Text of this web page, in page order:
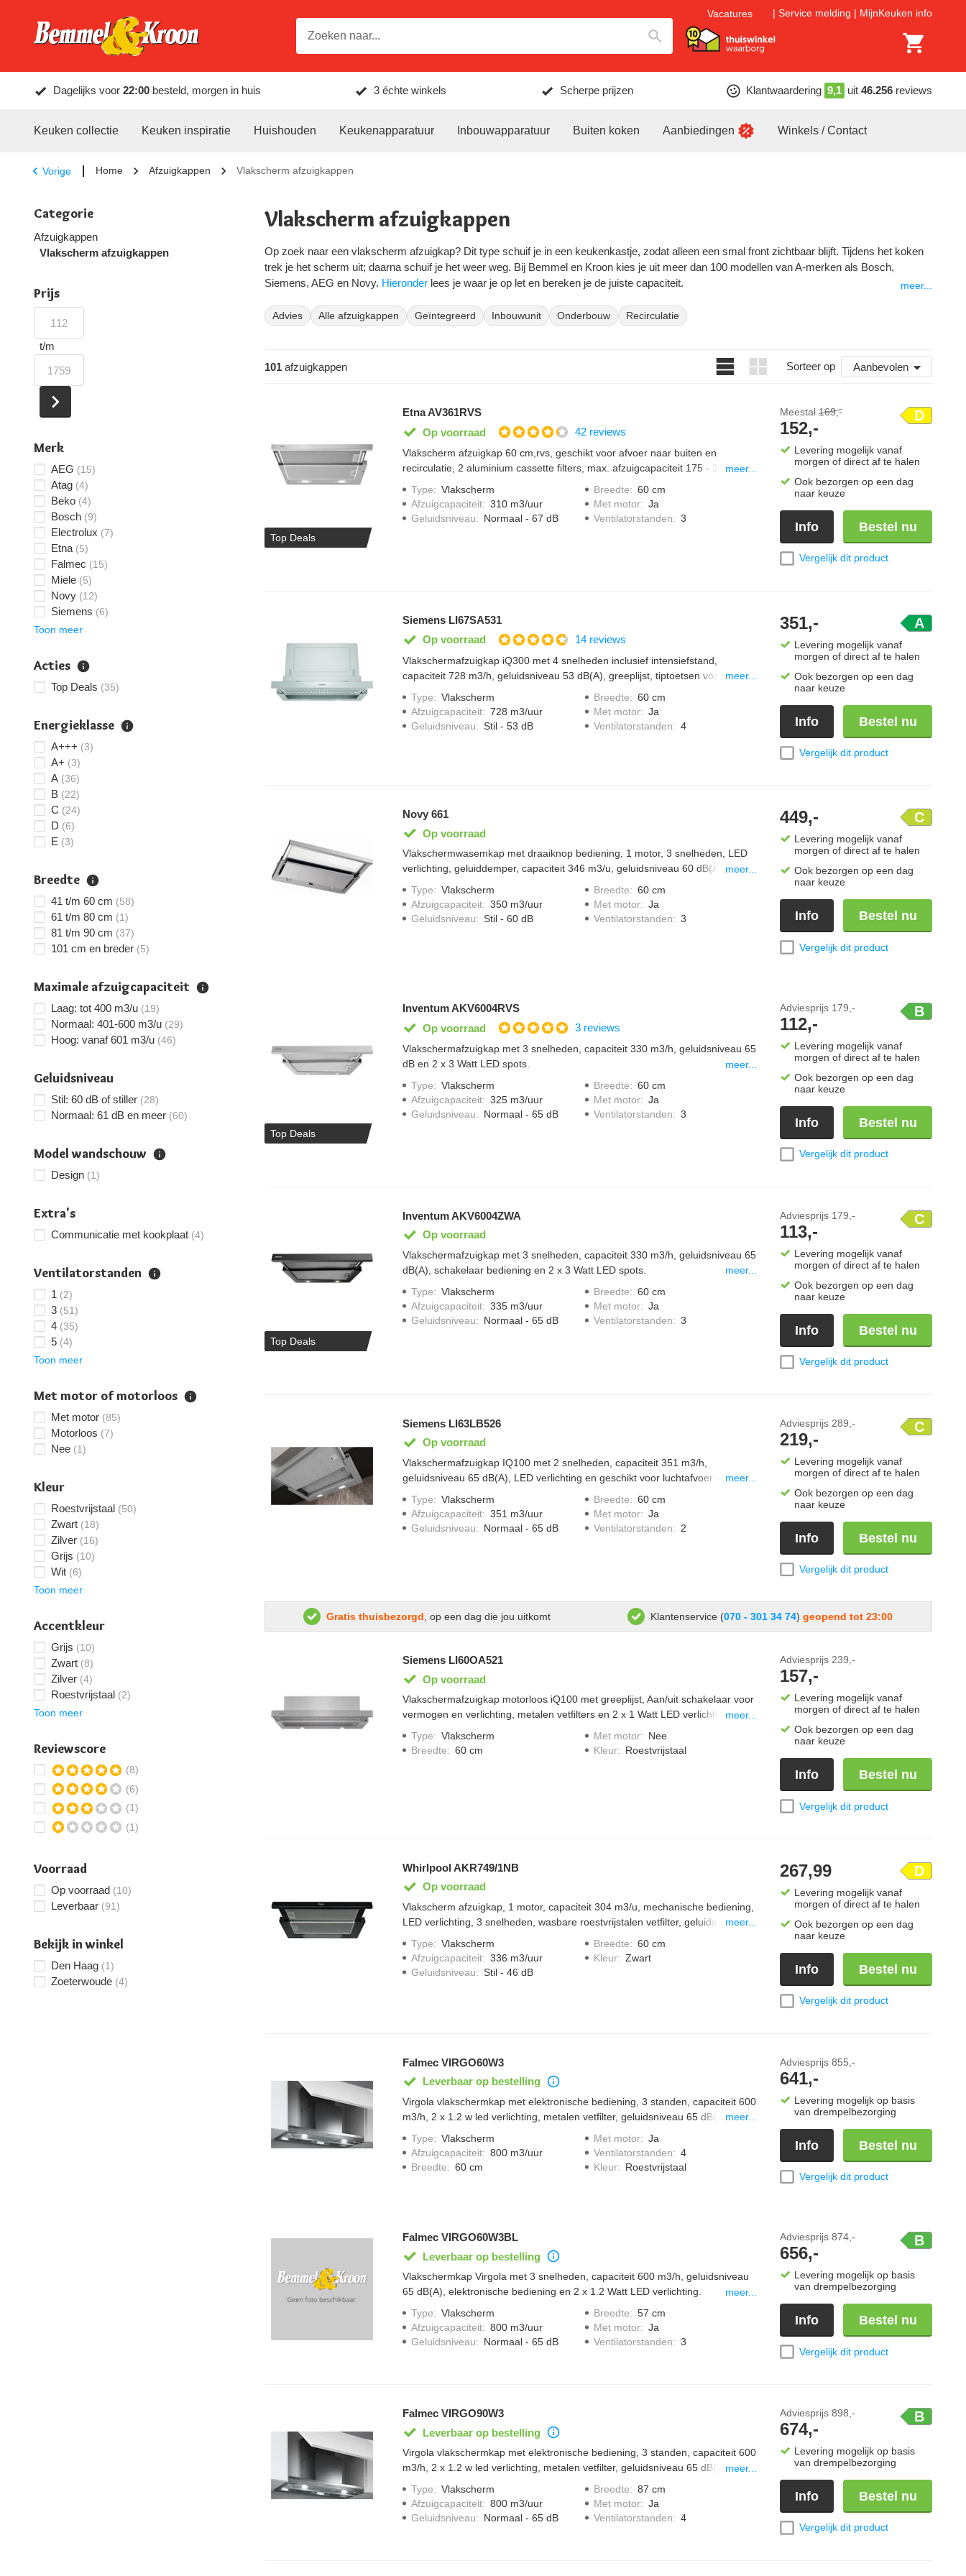
Vacatures Service melding MijnKeuken info
Dagelijks voor 22:00 besteld, morgen in huis 3 échte winkels Scherpe prijzen Klantwaardering 9,1 uit 46.256 reviews
Keuken collectie Keuken inspiratie Huishouden Keukenapparatuur Inbouwapparatuur Buiten koken Aanbiedingen Winkels / Contact
Vorige Home Afzuigkappen Vlakscherm afzuigkappen
Vlakscherm afzuigkappen
Op zoek naar een vlakscherm afzuigkap? Dit type schuif je in een keukenkastje, zodat alleen een smal front zichtbaar blijft. Tijdens het koken
trek je het scherm uit; daarna schuif je het weer weg. Bij Bemmel en Kroon kies je uit meer dan 100 modellen van A-merken als Bosch,
Siemens, AEG en Novy. Hieronderlees je waar je op let en bereken je de juiste capaciteit.
Wat is een vlakscherm afzuigkap?
trek je het scherm naar voren en start de afzuiging. Daarna schuif je het scherm weer terug en is de kap vrijwel onzichtbaar. Dit type
combineert een strak, onopvallend design met een groot afzuigoppervlak zodra het scherm is uitgeschoven. Wil je een kap die volledig wegvalt
meer...
Advies Alle afzuigkappen Geïntegreerd Inbouwunit Onderbouw Recirculatie
101afzuigkappen Sorteer op Aanbevolen
Top Deals
Etna AV361RVS
Op voorraad
42 reviews
Vlakscherm afzuigkap 60 cm,rvs, geschikt voor afvoer naar buiten en
recirculatie, 2 aluminium cassette filters, max. afzuigcapaciteit 175 - 310 m³/h,
meer...
Type: Vlakscherm
Afzuigcapaciteit: 310 m3/uur
Geluidsniveau: Normaal - 67 dB
Breedte: 60 cm
Met motor: Ja
Ventilatorstanden: 3
D
Meestal 169,-
152,-
Levering mogelijk vanaf
morgen of direct af te halen
Ook bezorgen op een dag
naar keuze
Info Bestel nu
Vergelijk dit product
Siemens LI67SA531
Op voorraad
14 reviews
Vlakschermafzuigkap iQ300 met 4 snelheden inclusief intensiefstand,
capaciteit 728 m3/h, geluidsniveau 53 dB(A), greeplijst, tiptoetsen voor
meer...
Type: Vlakscherm
Afzuigcapaciteit: 728 m3/uur
Geluidsniveau: Stil - 53 dB
Breedte: 60 cm
Met motor: Ja
Ventilatorstanden: 4
A
351,-
Levering mogelijk vanaf
morgen of direct af te halen
Ook bezorgen op een dag
naar keuze
Info Bestel nu
Vergelijk dit product
Novy 661
Op voorraad
Vlakschermwasemkap met draaiknop bediening, 1 motor, 3 snelheden, LED
verlichting, geluiddemper, capaciteit 346 m3/u, geluidsniveau 60 dB(A), Auto-
Stop
meer...
Type: Vlakscherm
Afzuigcapaciteit: 350 m3/uur
Geluidsniveau: Stil - 60 dB
Breedte: 60 cm
Met motor: Ja
Ventilatorstanden: 3
C
449,-
Levering mogelijk vanaf
morgen of direct af te halen
Ook bezorgen op een dag
naar keuze
Info Bestel nu
Vergelijk dit product
Top Deals
Inventum AKV6004RVS
Op voorraad
3 reviews
Vlakschermafzuigkap met 3 snelheden, capaciteit 330 m3/h, geluidsniveau 65
dB en 2 x 3 Watt LED spots.
meer...
Type: Vlakscherm
Afzuigcapaciteit: 325 m3/uur
Geluidsniveau: Normaal - 65 dB
Breedte: 60 cm
Met motor: Ja
Ventilatorstanden: 3
B
Adviesprijs 179,-
112,-
Levering mogelijk vanaf
morgen of direct af te halen
Ook bezorgen op een dag
naar keuze
Info Bestel nu
Vergelijk dit product
Top Deals
Inventum AKV6004ZWA
Op voorraad
Vlakschermafzuigkap met 3 snelheden, capaciteit 330 m3/h, geluidsniveau 65
dB(A), schakelaar bediening en 2 x 3 Watt LED spots.
meer...
Type: Vlakscherm
Afzuigcapaciteit: 335 m3/uur
Geluidsniveau: Normaal - 65 dB
Breedte: 60 cm
Met motor: Ja
Ventilatorstanden: 3
C
Adviesprijs 179,-
113,-
Levering mogelijk vanaf
morgen of direct af te halen
Ook bezorgen op een dag
naar keuze
Info Bestel nu
Vergelijk dit product
Siemens LI63LB526
Op voorraad
Vlakschermafzuigkap IQ100 met 2 snelheden, capaciteit 351 m3/h,
geluidsniveau 65 dB(A), LED verlichting en geschikt voor luchtafvoer of
meer...
Type: Vlakscherm
Afzuigcapaciteit: 351 m3/uur
Geluidsniveau: Normaal - 65 dB
Breedte: 60 cm
Met motor: Ja
Ventilatorstanden: 2
C
Adviesprijs 289,-
219,-
Levering mogelijk vanaf
morgen of direct af te halen
Ook bezorgen op een dag
naar keuze
Info Bestel nu
Vergelijk dit product
Gratis thuisbezorgd, op een dag die jou uitkomt Klantenservice (070 - 301 34 74)geopend tot 23:00
Siemens LI60OA521
Op voorraad
Vlakschermafzuigkap motorloos iQ100 met greeplijst, Aan/uit schakelaar voor
vermogen en verlichting, metalen vetfilters en 2 x 1 Watt LED verlichting.meer...
Type: Vlakscherm
Breedte: 60 cm
Met motor: Nee
Kleur: Roestvrijstaal
Adviesprijs 239,-
157,-
Levering mogelijk vanaf
morgen of direct af te halen
Ook bezorgen op een dag
naar keuze
Info Bestel nu
Vergelijk dit product
Whirlpool AKR749/1NB
Op voorraad
Vlakscherm afzuigkap, 1 motor, capaciteit 304 m3/u, mechanische bediening,
LED verlichting, 3 snelheden, wasbare roestvrijstalen vetfilter, geluidsniveau
meer...
Type: Vlakscherm
Afzuigcapaciteit: 336 m3/uur
Geluidsniveau: Stil - 46 dB
Breedte: 60 cm
Kleur: Zwart
D
267,99
Levering mogelijk vanaf
morgen of direct af te halen
Ook bezorgen op een dag
naar keuze
Info Bestel nu
Vergelijk dit product
Falmec VIRGO60W3
Leverbaar op bestelling
Virgola vlakschermkap met elektronische bediening, 3 standen, capaciteit 600
m3/h, 2 x 1.2 w led verlichting, metalen vetfilter, geluidsniveau 65 dB(A)meer...
Type: Vlakscherm
Afzuigcapaciteit: 800 m3/uur
Breedte: 60 cm
Met motor: Ja
Ventilatorstanden: 4
Kleur: Roestvrijstaal
Adviesprijs 855,-
641,-
Levering mogelijk op basis
van drempelbezorging
Info Bestel nu
Vergelijk dit product
Falmec VIRGO60W3BL
Leverbaar op bestelling
Vlakschermkap Virgola met 3 snelheden, capaciteit 600 m3/h, geluidsniveau
65 dB(A), elektronische bediening en 2 x 1.2 Watt LED verlichting.
meer...
Type: Vlakscherm
Afzuigcapaciteit: 800 m3/uur
Geluidsniveau: Normaal - 65 dB
Breedte: 57 cm
Met motor: Ja
Ventilatorstanden: 3
B
Adviesprijs 874,-
656,-
Levering mogelijk op basis
van drempelbezorging
Info Bestel nu
Vergelijk dit product
Falmec VIRGO90W3
Leverbaar op bestelling
Virgola vlakschermkap met elektronische bediening, 3 standen, capaciteit 600
m3/h, 2 x 1.2 w led verlichting, metalen vetfilter, geluidsniveau 65 dB(A)meer...
Type: Vlakscherm
Afzuigcapaciteit: 800 m3/uur
Geluidsniveau: Normaal - 65 dB
Breedte: 87 cm
Met motor: Ja
Ventilatorstanden: 4
B
Adviesprijs 898,-
674,-
Levering mogelijk op basis
van drempelbezorging
Info Bestel nu
Vergelijk dit product
Categorie
Afzuigkappen
Vlakscherm afzuigkappen
Prijs
t/m
Merk
AEG (15)
Atag (4)
Beko (4)
Bosch (9)
Electrolux (7)
Etna (5)
Falmec (15)
Miele (5)
Novy (12)
Siemens (6)
Toon meer
Acties
Top Deals (35)
Energieklasse
A+++ (3)
A+ (3)
A (36)
B (22)
C (24)
D (6)
E (3)
Breedte
41 t/m 60 cm (58)
61 t/m 80 cm (1)
81 t/m 90 cm (37)
101 cm en breder (5)
Maximale afzuigcapaciteit
Laag: tot 400 m3/u (19)
Normaal: 401-600 m3/u (29)
Hoog: vanaf 601 m3/u (46)
Geluidsniveau
Stil: 60 dB of stiller (28)
Normaal: 61 dB en meer (60)
Model wandschouw
Design (1)
Extra's
Communicatie met kookplaat (4)
Ventilatorstanden
1 (2)
3 (51)
4 (35)
5 (4)
Toon meer
Met motor of motorloos
Met motor (85)
Motorloos (7)
Nee (1)
Kleur
Roestvrijstaal (50)
Zwart (18)
Zilver (16)
Grijs (10)
Wit (6)
Toon meer
Accentkleur
Grijs (10)
Zwart (8)
Zilver (4)
Roestvrijstaal (2)
Toon meer
Reviewscore
(8)
(6)
(1)
(1)
Voorraad
Op voorraad (10)
Leverbaar (91)
Bekijk in winkel
Den Haag (1)
Zoeterwoude (4)